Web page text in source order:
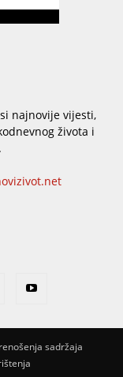
najnovije vijesti,
života i
sadržaja